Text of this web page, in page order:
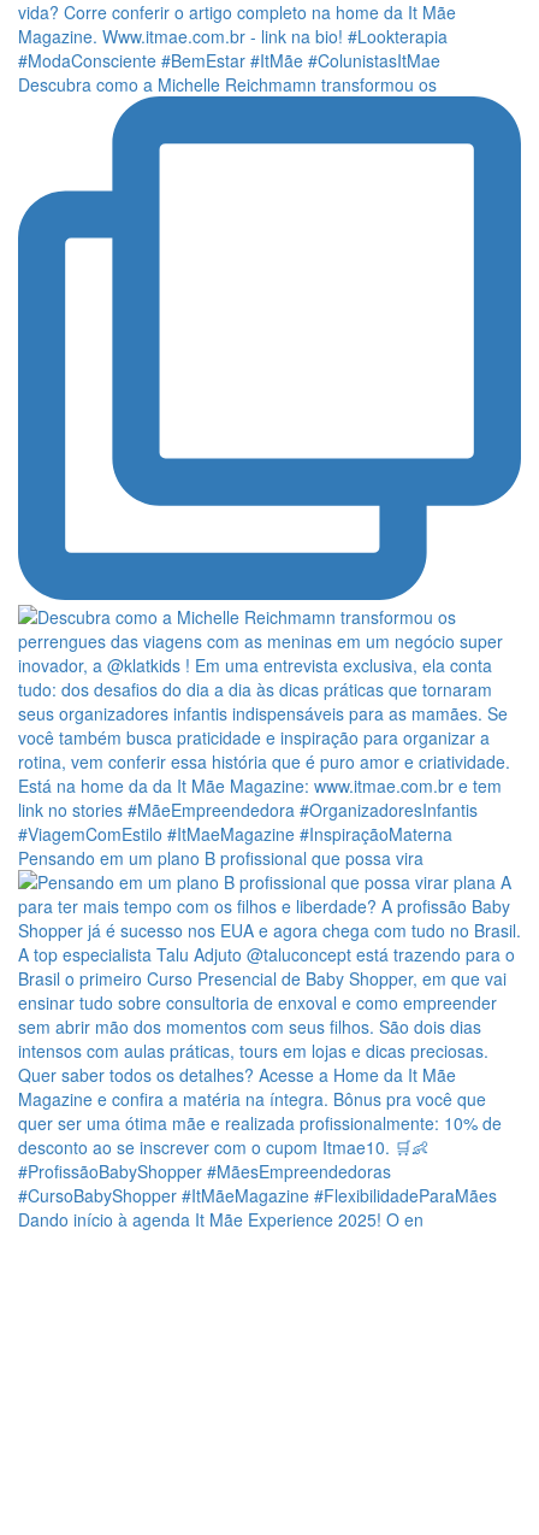
Descubra como a Michelle Reichmamn transformou os
Pensando em um plano B profissional que possa vira
Dando início à agenda It Mãe Experience 2025! O en